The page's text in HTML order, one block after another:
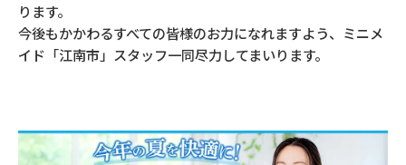
ります。
今後もかかわるすべての皆様のお力になれますよう、ミニメ
イド「江南市」スタッフ一同尽力してまいります。